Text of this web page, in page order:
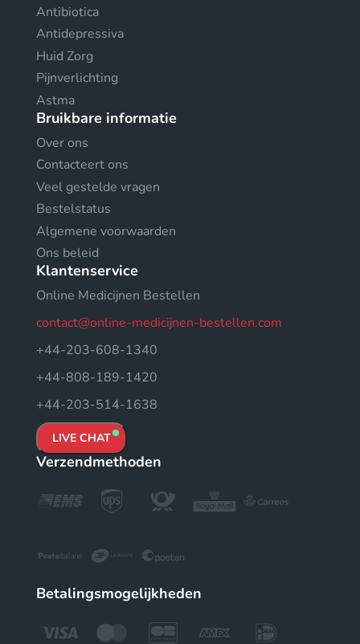
Antibiotica
Antidepressiva
Huid Zorg
Pijnverlichting
Astma
Bruikbare informatie
Over ons
Contacteert ons
Veel gestelde vragen
Bestelstatus
Algemene voorwaarden
Ons beleid
Klantenservice
Online Medicijnen Bestellen
contact@online-medicijnen-bestellen.com
+44-203-608-1340
+44-808-189-1420
+44-203-514-1638
LIVE CHAT
Verzendmethoden
Betalingsmogelijkheden